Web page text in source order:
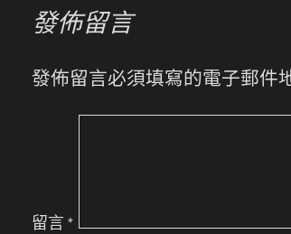
發佈留言
發佈留言必須填寫的電子郵件
留言 *